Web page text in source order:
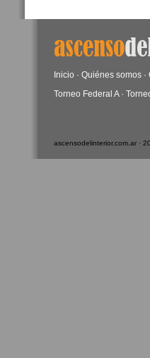
Inicio · Quiénes somos ·
Torneo Federal A·
ascensodelinterior.com.ar ·